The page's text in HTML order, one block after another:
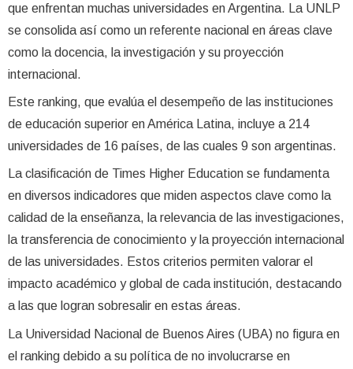
que enfrentan muchas universidades en Argentina. La UNLP
se consolida así como un referente nacional en áreas clave
como la docencia, la investigación y su proyección
internacional.
Este ranking, que evalúa el desempeño de las instituciones
de educación superior en América Latina, incluye a 214
universidades de 16 países, de las cuales 9 son argentinas.
La clasificación de Times Higher Education se fundamenta
en diversos indicadores que miden aspectos clave como la
calidad de la enseñanza, la relevancia de las investigaciones,
la transferencia de conocimiento y la proyección internacional
de las universidades. Estos criterios permiten valorar el
impacto académico y global de cada institución, destacando
a las que logran sobresalir en estas áreas.
La Universidad Nacional de Buenos Aires (UBA) no figura en
el ranking debido a su política de no involucrarse en